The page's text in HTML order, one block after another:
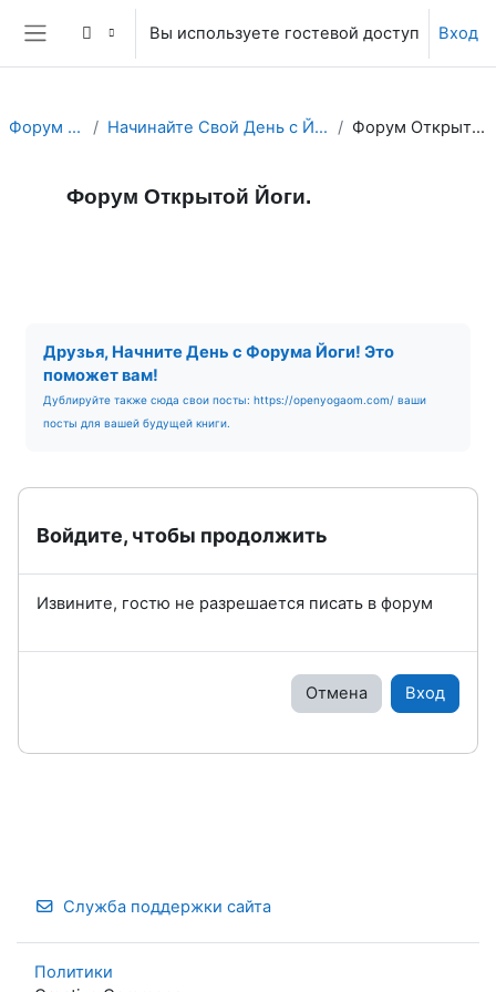
Перейти к основному содержанию
Боковая панель
Вы используете гостевой доступ Вход
Форум Йоги. Начинайте Свой День с Йога Форума! Форум Открытой Йоги.
Форум Открытой Йоги.
Друзья, Начните День с Форума Йоги! Это
поможет вам!
Дублируйте также сюда свои посты: https://openyogaom.com/ ваши
посты для вашей будущей книги.
Войдите, чтобы продолжить
Извините, гостю не разрешается писать в форум
Отмена Вход
Служба поддержки сайта
Политики